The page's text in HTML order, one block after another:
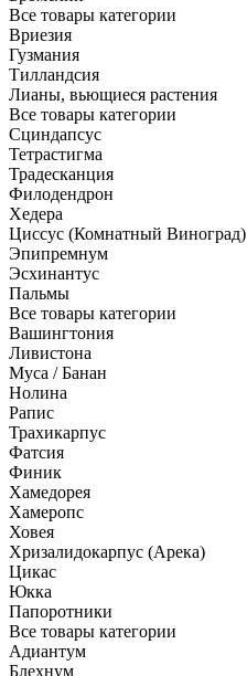
Все товары категории
Вриезия
Гузмания
Тилландсия
Лианы, вьющиеся растения
Все товары категории
Сциндапсус
Тетрастигма
Традесканция
Филодендрон
Хедера
Циссус (Комнатный Виноград)
Эпипремнум
Эсхинантус
Пальмы
Все товары категории
Вашингтония
Ливистона
Муса / Банан
Нолина
Рапис
Трахикарпус
Фатсия
Финик
Хамедорея
Хамеропс
Ховея
Хризалидокарпус (Арека)
Цикас
Юкка
Папоротники
Все товары категории
Адиантум
Блехнум